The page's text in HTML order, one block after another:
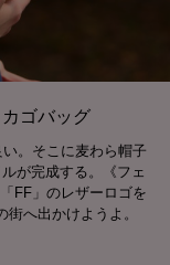
ゴバッグ
。そこに麦わら帽子
が完成する。《フェ
FF」のレザーロゴを
へ出かけようよ。